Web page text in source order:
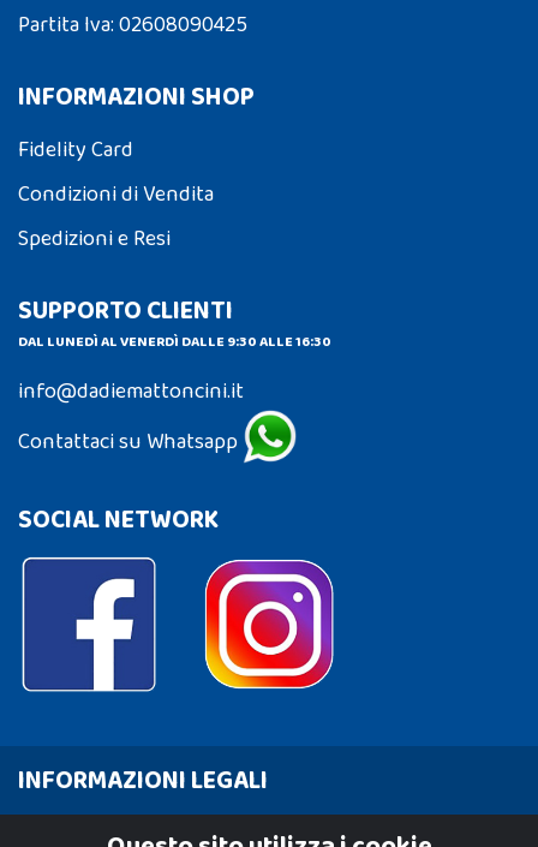
Partita Iva: 02608090425
INFORMAZIONI SHOP
Fidelity Card
Condizioni di Vendita
Spedizioni e Resi
SUPPORTO CLIENTI
DAL LUNEDÌ AL VENERDÌ DALLE 9:30 ALLE 16:30
info@dadiemattoncini.it
Contattaci su Whatsapp
SOCIAL NETWORK
INFORMAZIONI LEGALI
Cookie Policy